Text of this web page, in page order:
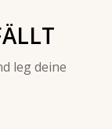
leg deine